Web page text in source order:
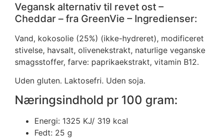
Vegansk alternativ til revet ost –
Cheddar – fra GreenVie – Ingredienser:
Vand, kokosolie (25%) (ikke-hydreret), modificeret
stivelse, havsalt, olivenekstrakt, naturlige veganske
smagsstoffer, farve: paprikaekstrakt, vitamin B12.
Uden gluten. Laktosefri. Uden soja.
Næringsindhold pr 100 gram:
Energi: 1325 KJ/ 319 kcal
Fedt: 25 g